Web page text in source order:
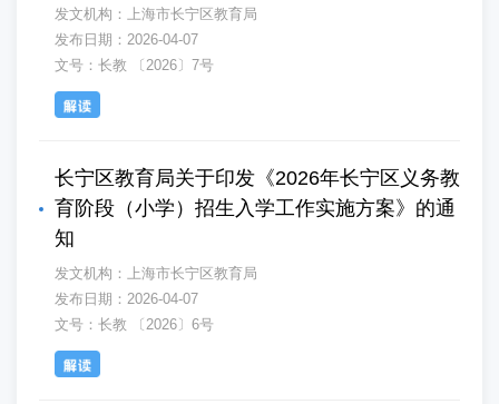
发文机构：上海市长宁区教育局
发布日期：2026-04-07
文号：长教 〔2026〕7号
长宁区教育局关于印发《2026年长宁区义务教
育阶段（小学）招生入学工作实施方案》的通
知
发文机构：上海市长宁区教育局
发布日期：2026-04-07
文号：长教 〔2026〕6号